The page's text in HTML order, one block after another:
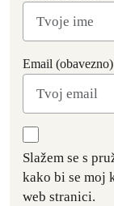
Email (obavezno)
Slažem se s
kako bi se moj
web stranici.